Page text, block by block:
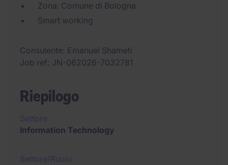
Zona: Comune di Bologna
Smart working
Consulente Emanuel Shameti
Job ref JN-062026-7032781
Riepilogo
Information Technology